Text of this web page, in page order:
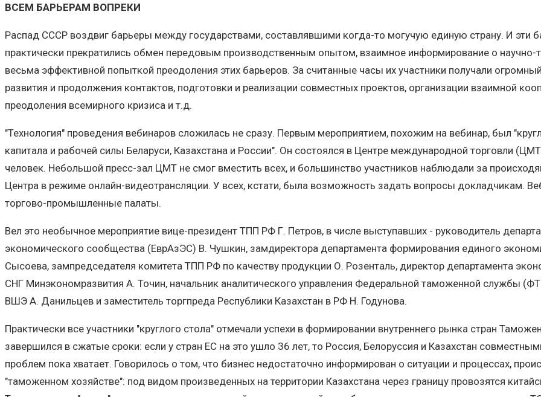
ВСЕМ БАРЬЕРАМ ВОПРЕКИ
Распад СССР воздвиг барьеры между государствами, составлявшими когда-то могучую единую страну. И эти
практически прекратились обмен передовым производственным опытом, взаимное информирование о
весьма эффективной попыткой преодоления этих барьеров. За считанные часы их участники получали
развития и продолжения контактов, подготовки и реализации совместных проектов, организации взаимной
преодоления всемирного кризиса и т.д.
"Технология" проведения вебинаров сложилась не сразу. Первым мероприятием, похожим на вебинар, был
капитала и рабочей силы Беларуси, Казахстана и России". Он состоялся в Центре международной торговли
человек. Небольшой пресс-зал ЦМТ не смог вместить всех, и большинство участников наблюдали за
Центра в режиме онлайн-видеотрансляции. У всех, кстати, была возможность задать вопросы докладчикам.
торгово-промышленные палаты.
Вел это необычное мероприятие вице-президент ТПП РФ Г. Петров, в числе выступавших - руководитель
экономического сообщества (ЕврАзЭС) В. Чушкин, замдиректора департамента формирования единого
Сысоева, зампредседателя комитета ТПП РФ по качеству продукции О. Розенталь, директор департамента
СНГ Минэкономразвития А. Точин, начальник аналитического управления Федеральной таможенной службы
ВШЭ А. Данильцев и заместитель торгпреда Республики Казахстан в РФ Н. Годунова.
Практически все участники "круглого стола" отмечали успехи в формировании внутреннего рынка стран
завершился в сжатые сроки: если у стран ЕС на это ушло 36 лет, то Россия, Белоруссия и Казахстан
проблем пока хватает. Говорилось о том, что бизнес недостаточно информирован о ситуации и процессах,
"таможенном хозяйстве": под видом произведенных на территории Казахстана через границу провозятся